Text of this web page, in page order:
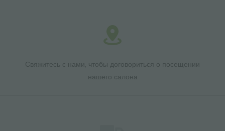
Свяжитесь с нами, чтобы договориться о посещении
нашего салона